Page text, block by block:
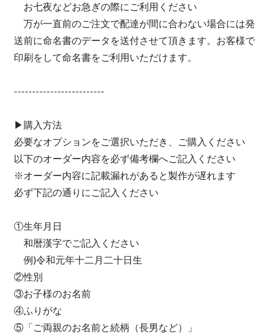
お七夜などお急ぎの際にご利用ください
万が一直前のご注文で配達が間に合わない場合には発
送前に命名書のデータを送付させて頂きます。お客様で
印刷をして命名書をご利用いただけます。
-------------------------
▶︎購入方法
必要なオプションをご選択いただき、ご購入ください
以下のオーダー内容を必ず備考欄へご記入ください
※オーダー内容に記載漏れがあると製作が遅れます
必ず下記の通りにご記入ください
①生年月日
和暦漢字でご記入ください
例)令和元年十二月二十日生
②性別
③お子様のお名前
④ふりがな
⑤「ご両親のお名前と続柄（長男など）」